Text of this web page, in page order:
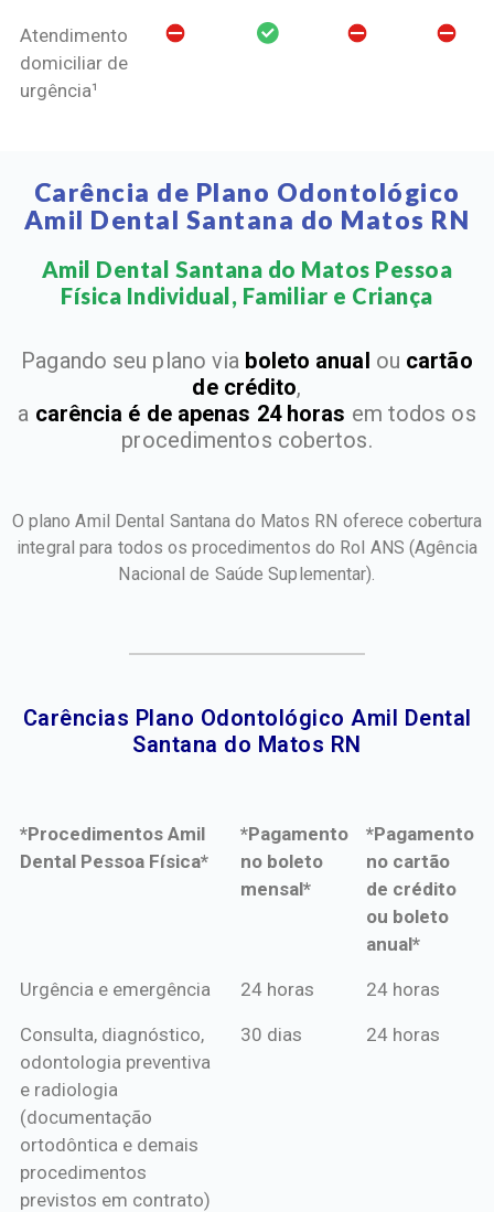
Atendimento
domiciliar de
urgência¹
Carência de Plano Odontológico
Amil Dental Santana do Matos RN
Amil Dental Santana do Matos Pessoa
Física Individual, Familiar e Criança​
Pagando seu plano via boleto anual ou cartão
de crédito,
a carência é de apenas 24 horas em todos os
procedimentos cobertos.
O plano Amil Dental Santana do Matos RN oferece cobertura
integral para todos os procedimentos do Rol ANS (Agência
Nacional de Saúde Suplementar).
Carências Plano Odontológico Amil Dental
Santana do Matos RN​
*Procedimentos Amil
Dental Pessoa Física*
*Pagamento
no boleto
mensal*
*Pagamento
no cartão
de crédito
ou boleto
anual*
*Procedimentos Amil
*Pagamento
mensal*
*Pagamento
de crédito
Urgência e emergência 24 horas 24 horas
Consulta, diagnóstico,
odontologia preventiva
e radiologia
(documentação
ortodôntica e demais
procedimentos
previstos em contrato)
30 dias 24 horas